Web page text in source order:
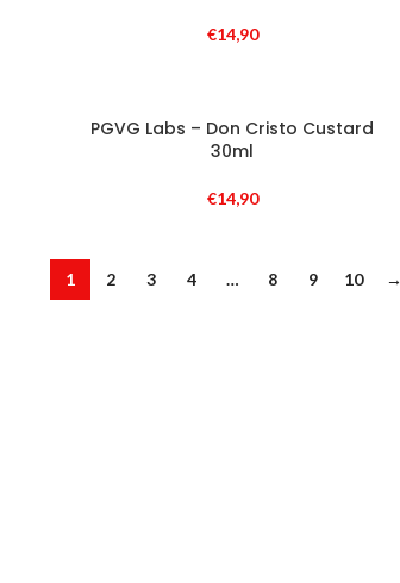
€14,90
PGVG Labs – Don Cristo Custard
30ml
€14,90
1 2 3 4 … 8 9 10 →